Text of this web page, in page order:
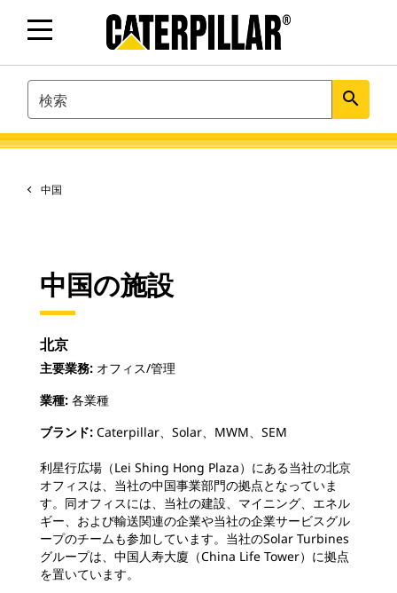
SEARCH search
中国
中国の施設
北京
主要業務: オフィス/管理
業種: 各業種
ブランド: Caterpillar、Solar、MWM、SEM
利星行広場（Lei Shing Hong Plaza）にある当社の北京
オフィスは、当社の中国事業部門の拠点となっていま
す。同オフィスには、当社の建設、マイニング、エネル
ギー、および輸送関連の企業や当社の企業サービスグル
ープのチームも参加しています。当社のSolar Turbines
グループは、中国人寿大廈（China Life Tower）に拠点
を置いています。